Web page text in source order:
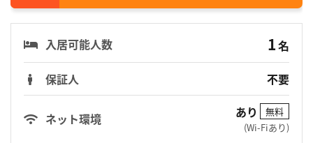
入居可能人数 1名
保証人
不要
ネット環境 あり
無料
(Wi-Fiあり)